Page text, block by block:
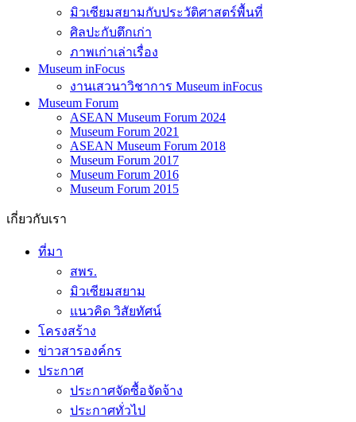
มิวเซียมสยามกับประวัติศาสตร์พื้นที่
ศิลปะกับตึกเก่า
ภาพเก่าเล่าเรื่อง
Museum inFocus
งานเสวนาวิชาการ Museum inFocus
Museum Forum
ASEAN Museum Forum 2024
Museum Forum 2021
ASEAN Museum Forum 2018
Museum Forum 2017
Museum Forum 2016
Museum Forum 2015
เกี่ยวกับเรา
ที่มา
สพร.
มิวเซียมสยาม
แนวคิด วิสัยทัศน์
โครงสร้าง
ข่าวสารองค์กร
ประกาศ
ประกาศจัดซื้อจัดจ้าง
ประกาศทั่วไป